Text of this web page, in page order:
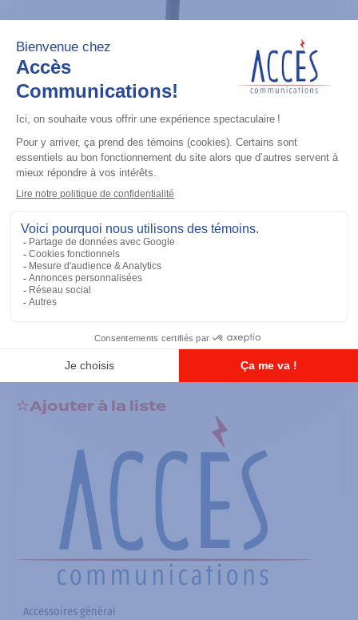
RS-232 Programming Cable
Ajouter à la liste
Accessoires général